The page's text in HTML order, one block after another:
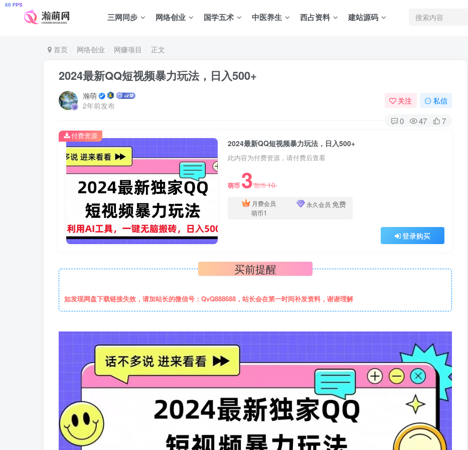
三网同步 网络创业 国学五术 中医养生 西占资料 建站源码
首页 网络创业 网赚项目 正文
2024最新QQ短视频暴力玩法，日入500+
瀚萌
2年前发布
关注 私信
0 47 7
2024最新QQ短视频暴力玩法，日入500+
此内容为付费资源，请付费后查看
萌币 3萌币10
月费会员
萌币1
永久会员 免费
登录购买
付费资源
买前提醒
如发现网盘下载链接失效，请加站长的微信号：QvQ888688，站长会在第一时间补发资料，谢谢理解